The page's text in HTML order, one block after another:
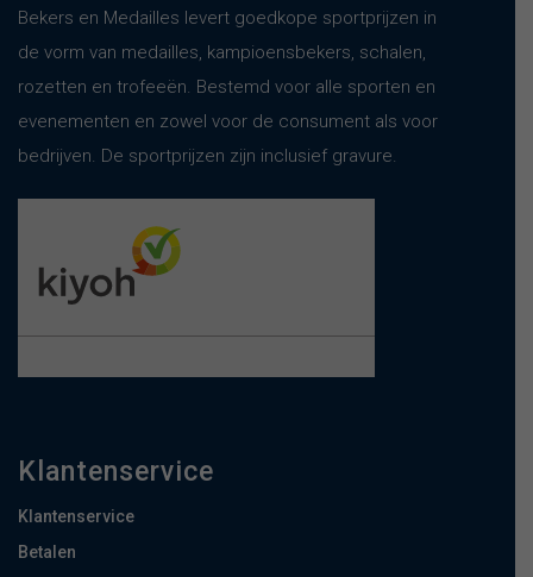
Bekers en Medailles levert goedkope sportprijzen in
de vorm van medailles, kampioensbekers, schalen,
rozetten en trofeeën. Bestemd voor alle sporten en
evenementen en zowel voor de consument als voor
bedrijven. De sportprijzen zijn inclusief gravure.
Klantenservice
Klantenservice
Betalen